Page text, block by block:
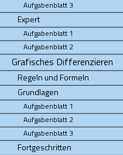
Aufgabenblatt 3
Expert
Aufgabenblatt 1
Aufgabenblatt 2
Grafisches Differenzieren
Regeln und Formeln
Grundlagen
Aufgabenblatt 1
Aufgabenblatt 2
Aufgabenblatt 3
Fortgeschritten